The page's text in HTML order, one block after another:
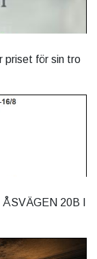
priset för sin tro
20B I